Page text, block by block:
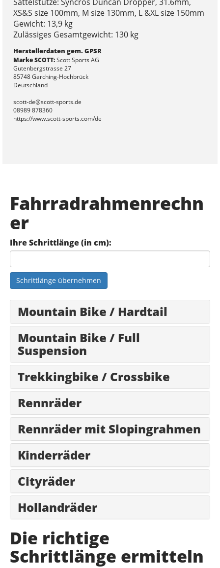
XS&S size 100mm, M size 130mm, L &XL size 150mm
Gewicht: 13,9 kg
Zulässiges Gesamtgewicht: 130 kg
Herstellerdaten gem. GPSR
Marke SCOTT:Scott Sports AG
Gutenbergstrasse 27
85748 Garching-Hochbrück
Deutschland
scott-de@scott-sports.de
08989 878360
https://www.scott-sports.com/de
Fahrradrahmenrechn
er
Ihre Schrittlänge (in cm):
Schrittlänge übernehmen
Mountain Bike / Hardtail
Mountain Bike / Full
Suspension
Trekkingbike / Crossbike
Rennräder
Rennräder mit Slopingrahmen
Kinderräder
Cityräder
Hollandräder
Die richtige
Schrittlänge ermitteln